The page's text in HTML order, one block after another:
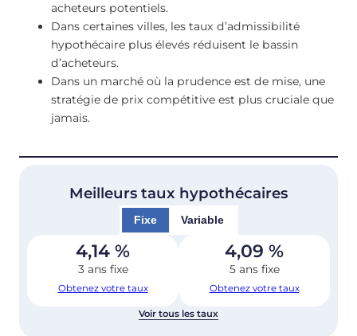
acheteurs potentiels.
Dans certaines villes, les taux d’admissibilité
hypothécaire plus élevés réduisent le bassin
d’acheteurs.
Dans un marché où la prudence est de mise, une
stratégie de prix compétitive est plus cruciale que
jamais.
Meilleurs taux hypothécaires
Fixe Variable
4,14 %
3 ans fixe
Obtenez votre taux
4,09 %
5 ans fixe
Obtenez votre taux
Voir tous les taux